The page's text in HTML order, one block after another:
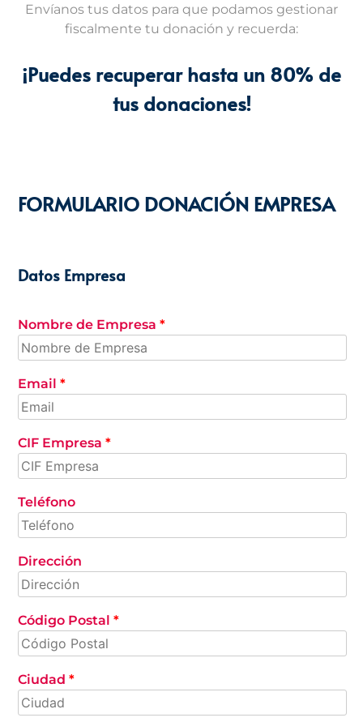
Envíanos tus datos para que podamos gestionar
fiscalmente tu donación y recuerda:
¡Puedes recuperar hasta un 80% de
tus donaciones!
FORMULARIO DONACIÓN EMPRESA
Datos Empresa
Nombre de Empresa *
Email *
CIF Empresa *
Teléfono
Dirección
Código Postal *
Ciudad *